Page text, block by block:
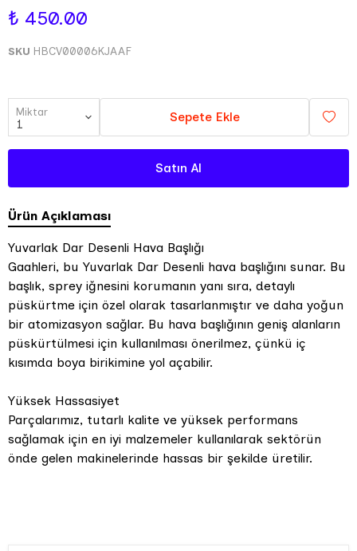
₺ 450.00
SKU HBCV00006KJAAF
Miktar Sepete Ekle
Satın Al
Ürün Açıklaması
Yuvarlak Dar Desenli Hava Başlığı
Gaahleri, bu Yuvarlak Dar Desenli hava başlığını sunar. Bu
başlık, sprey iğnesini korumanın yanı sıra, detaylı
püskürtme için özel olarak tasarlanmıştır ve daha yoğun
bir atomizasyon sağlar. Bu hava başlığının geniş alanların
püskürtülmesi için kullanılması önerilmez, çünkü iç
kısımda boya birikimine yol açabilir.
Yüksek Hassasiyet
Parçalarımız, tutarlı kalite ve yüksek performans
sağlamak için en iyi malzemeler kullanılarak sektörün
önde gelen makinelerinde hassas bir şekilde üretilir.